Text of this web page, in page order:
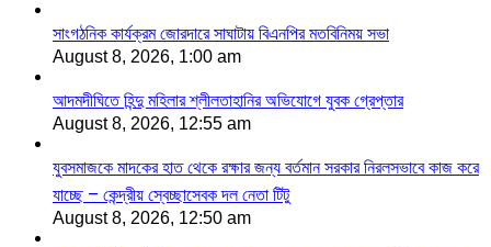
সাংগঠনিক কার্যক্রম জোরদারে সাঘাটায় বিএনপির মতবিনিময় সভা
August 8, 2026, 1:00 am
আদমদীঘিতে হিন্দু মহিলার শ্লীলতাহানির অভিযোগে যুবক গ্রেপ্তার
August 8, 2026, 12:55 am
যুবসমাজকে মাদকের হাত থেকে রক্ষার জন্য বর্তমান সরকার নিরলসভাবে কাজ করে
যাচ্ছে – কেন্দ্রীয় স্বেচ্ছাসেবক দল নেতা টিটু
August 8, 2026, 12:50 am